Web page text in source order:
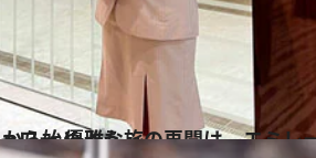
ジュアリーフライトから始めよう